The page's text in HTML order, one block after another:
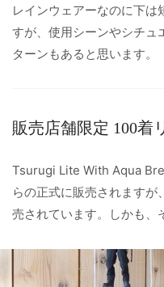
レインウェアーなのに下
すが、使用シーンやシチュ
ターンもあると思います。
販売店舗限定 100着
Tsurugi Lite With Aqua
らの正式に販売されますが
売されています。しかも、